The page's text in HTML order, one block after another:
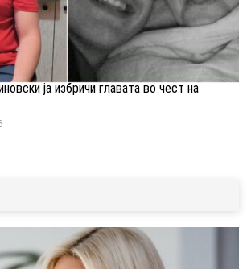
ја избричи главата во чест на